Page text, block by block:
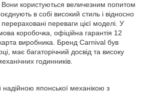
Вони користуються величезним попитом
в собі високий стиль і відносно
перераховані переваги цієї моделі. У
коробочка, офіційна гарантія 12
карта виробника. Бренд Carnival був
має багаторічний досвід та високу
годинників.
японської механікою з